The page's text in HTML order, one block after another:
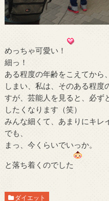
めっちゃ可愛い！
細っ！
ある程度の年齢をこえてから
しまい、私は、そのある程
すが、芸能人を見ると、必ず
したくなります（笑）
みんな細くて、あまりにキレ
でも、
まっ、今くらいでいっか。
と落ち着くのでした
ダイエット